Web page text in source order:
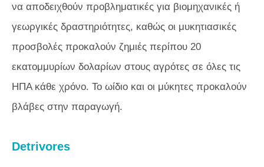
να αποδειχθούν προβληματικές για βιομηχανικές ή
γεωργικές δραστηριότητες, καθώς οι μυκητιασικές
προσβολές προκαλούν ζημιές περίπου 20
εκατομμυρίων δολαρίων στους αγρότες σε όλες τις
ΗΠΑ κάθε χρόνο. Το ωίδιο και οι μύκητες προκαλούν
βλάβες στην παραγωγή.
Detrivores